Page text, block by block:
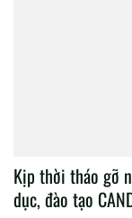
Kịp thời tháo gỡ
dục, đào tạo